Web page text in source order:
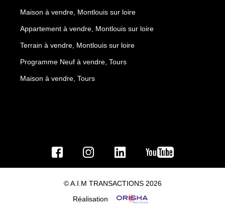
Maison à vendre, Montlouis sur loire
Appartement à vendre, Montlouis sur loire
Terrain à vendre, Montlouis sur loire
Programme Neuf à vendre, Tours
Maison à vendre, Tours
© A.I.M TRANSACTIONS 2026
Réalisation